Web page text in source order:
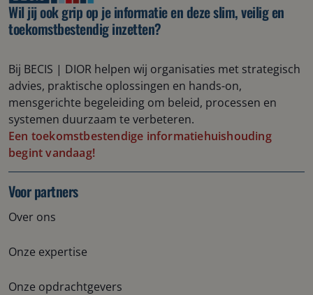
Wil jij ook grip op je informatie en deze slim, veilig en
toekomstbestendig inzetten?
Bij BECIS | DIOR helpen wij organisaties met strategisch
advies, praktische oplossingen en hands-on,
mensgerichte begeleiding om beleid, processen en
systemen duurzaam te verbeteren.
Een toekomstbestendige informatiehuishouding
begint vandaag!
Voor partners
Over ons
Onze expertise
Onze opdrachtgevers